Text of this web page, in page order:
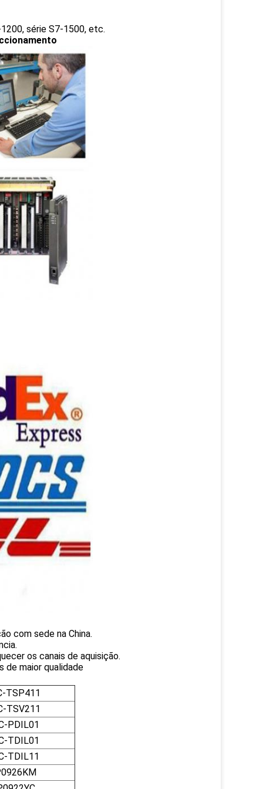
série S7-1500, etc.
com sede na China.
os canais de aquisição.
de maior qualidade
TSP411
TSV211
PDIL01
TDIL01
TDIL11